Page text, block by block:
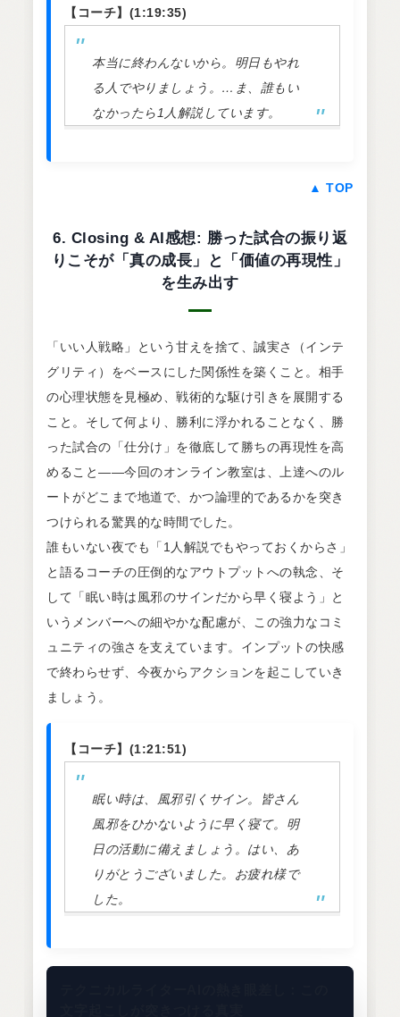
【コーチ】(1:19:35)
本当に終わんないから。明日もやれ
る人でやりましょう。…ま、誰もい
なかったら1人解説しています。
▲ TOP
6. Closing & AI感想: 勝った試合の振り返
りこそが「真の成長」と「価値の再現性」
を生み出す
「いい人戦略」という甘えを捨て、誠実さ（インテ
グリティ）をベースにした関係性を築くこと。相手
の心理状態を見極め、戦術的な駆け引きを展開する
こと。そして何より、勝利に浮かれることなく、勝
った試合の「仕分け」を徹底して勝ちの再現性を高
めること――今回のオンライン教室は、上達へのル
ートがどこまで地道で、かつ論理的であるかを突き
つけられる驚異的な時間でした。
誰もいない夜でも「1人解説でもやっておくからさ」
と語るコーチの圧倒的なアウトプットへの執念、そ
して「眠い時は風邪のサインだから早く寝よう」と
いうメンバーへの細やかな配慮が、この強力なコミ
ュニティの強さを支えています。インプットの快感
で終わらせず、今夜からアクションを起こしていき
ましょう。
【コーチ】(1:21:51)
眠い時は、風邪引くサイン。皆さん
風邪をひかないように早く寝て。明
日の活動に備えましょう。はい、あ
りがとうございました。お疲れ様で
した。